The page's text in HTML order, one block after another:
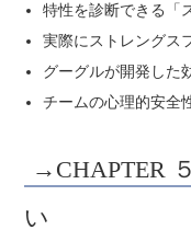
特性を診断できる「
実際にストレングス
グーグルが開発した
チームの心理的安全
→CHAPTER
い